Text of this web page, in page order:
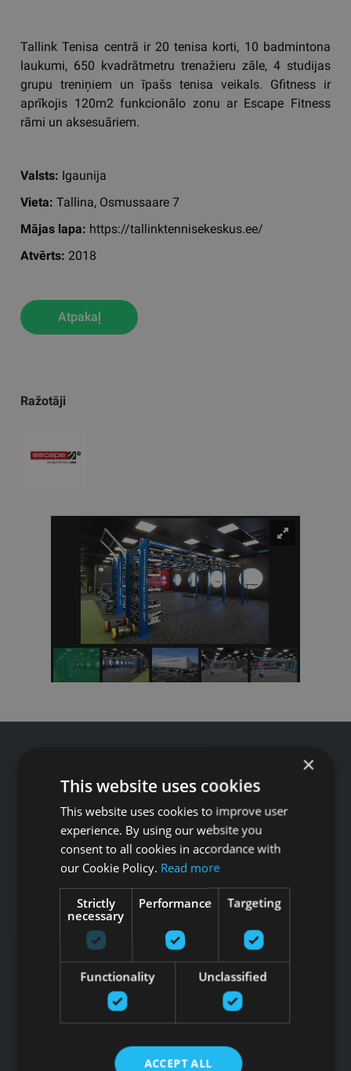
Ražotāji
Tallink Tenisa centrā ir 20 tenisa korti, 10 badmintona
laukumi, 650 kvadrātmetru trenažieru zāle, 4 studijas
grupu treniņiem un īpašs tenisa veikals. Gfitness ir
aprīkojis 120m2 funkcionālo zonu ar Escape Fitness
rāmi un aksesuāriem.
Valsts: Igaunija
Vieta: Tallina, Osmussaare 7
Mājas lapa: https://tallinktennisekeskus.ee/
Atvērts: 2018
Atpakaļ
Tālrunis: +371 67 99 40 44
info@gfitness.lv
SIA G Kolizejs
Juridiskā adrese: Ezermalas iela 6 k-3, Rīga, LV-1006
Reģ.Nr. 44103017158 PVN Nr. LV44103017158
A/S SEB Banka LV92UNLA0004007467819 , SWIFT: UNLALV2X
GFITNESS JAUNUMI TAVĀ E-PASTĀ
×
This website uses cookies
This website uses cookies to improve user
experience. By using our website you
consent to all cookies in accordance with
our Cookie Policy. Read more
Strictly
necessary
Performance Targeting
Functionality Unclassified
ACCEPT ALL